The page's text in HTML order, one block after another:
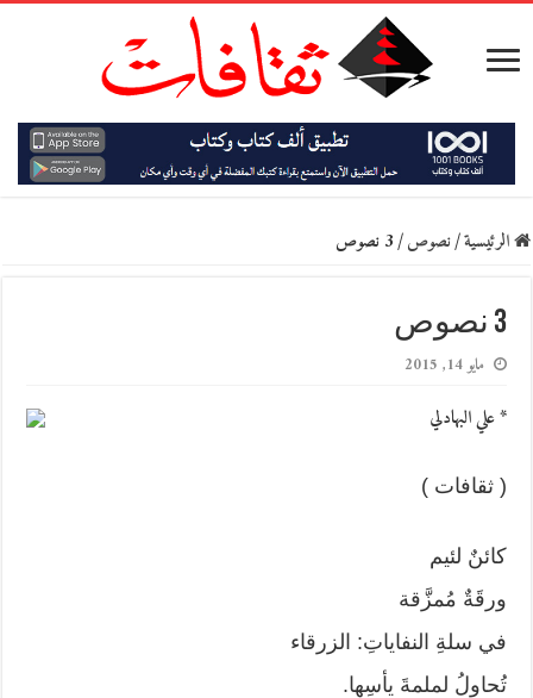
الرئيسية/نصوص/3 نصوص
3 نصوص
مايو 14, 2015
* علي البهادلي
( ثقافات )
كائنٌ لئيم
ورقَةٌ مُمزَّقة
في سلةِ النفاياتِ: الزرقاء
تُحاولُ لملمةَ يأسِها.